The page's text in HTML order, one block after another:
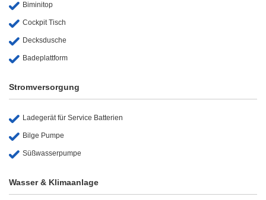
Biminitop
Cockpit Tisch
Decksdusche
Badeplattform
Stromversorgung
Ladegerät für Service Batterien
Bilge Pumpe
Süßwasserpumpe
Wasser & Klimaanlage